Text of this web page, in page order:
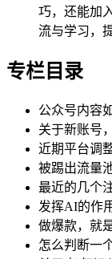
巧，还能加
流与学习，
专栏目录
公众号内容
关于新账号
近期平台调
被踢出流量
最近的几个
发挥AI的作
做爆款，就
怎么判断一